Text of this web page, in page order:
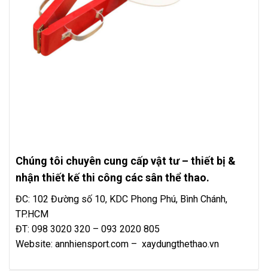
Chúng tôi chuyên cung cấp vật tư – thiết bị &
nhận thiết kế thi công các sân thể thao.
ĐC: 102 Đường số 10, KDC Phong Phú, Bình Chánh,
TP.HCM
ĐT: 098 3020 320 – 093 2020 805
Website: annhiensport.com – xaydungthethao.vn